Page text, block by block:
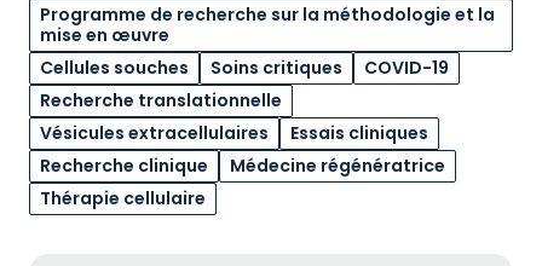
Programme de recherche sur la méthodologie et la
mise en œuvre
Cellules souches
Soins critiques
COVID-19
Recherche translationnelle
Vésicules extracellulaires
Essais cliniques
Recherche clinique
Médecine régénératrice
Thérapie cellulaire